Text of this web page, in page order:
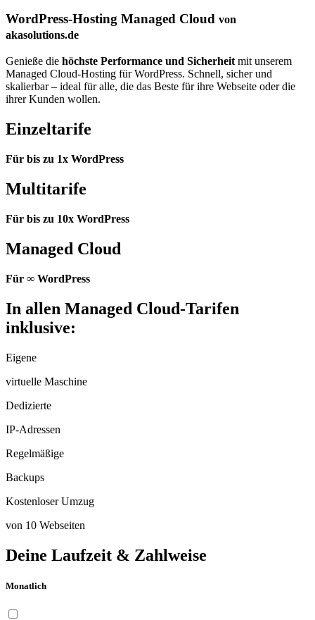
WordPress-Hosting Managed Cloud von
akasolutions.de
Genieße die höchste Performance und Sicherheitmit unserem
Managed Cloud-Hosting für WordPress. Schnell, sicher und
skalierbar – ideal für alle, die das Beste für ihre Webseite oder die
ihrer Kunden wollen.
Einzeltarife
Für bis zu 1x WordPress
Multitarife
Für bis zu 10x WordPress
Managed Cloud
Für ∞ WordPress
In allen Managed Cloud-Tarifen
inklusive:
Eigene
virtuelle Maschine
Dedizierte
IP-Adressen
Regelmäßige
Backups
Kostenloser Umzug
von 10 Webseiten
Deine Laufzeit & Zahlweise
Monatlich